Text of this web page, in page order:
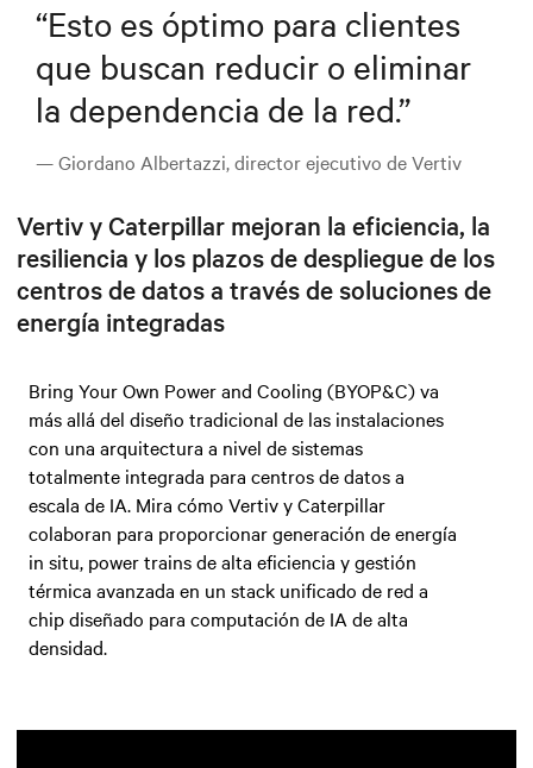
“Esto es óptimo para clientes
que buscan reducir o eliminar
la dependencia de la red.”
— Giordano Albertazzi, director ejecutivo de Vertiv
Vertiv y Caterpillar mejoran la eficiencia, la
resiliencia y los plazos de despliegue de los
centros de datos a través de soluciones de
energía integradas
Bring Your Own Power and Cooling (BYOP&C) va
más allá del diseño tradicional de las instalaciones
con una arquitectura a nivel de sistemas
totalmente integrada para centros de datos a
escala de IA. Mira cómo Vertiv y Caterpillar
colaboran para proporcionar generación de energía
in situ, power trains de alta eficiencia y gestión
térmica avanzada en un stack unificado de red a
chip diseñado para computación de IA de alta
densidad.